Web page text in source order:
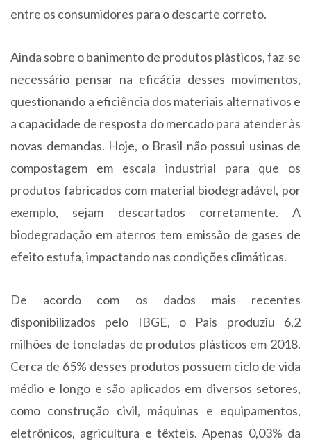
entre os consumidores para o descarte correto.
Ainda sobre o banimento de produtos plásticos, faz-se
necessário pensar na eficácia desses movimentos,
questionando a eficiência dos materiais alternativos e
a capacidade de resposta do mercado para atender às
novas demandas. Hoje, o Brasil não possui usinas de
compostagem em escala industrial para que os
produtos fabricados com material biodegradável, por
exemplo, sejam descartados corretamente. A
biodegradação em aterros tem emissão de gases de
efeito estufa, impactando nas condições climáticas.
De acordo com os dados mais recentes
disponibilizados pelo IBGE, o País produziu 6,2
milhões de toneladas de produtos plásticos em 2018.
Cerca de 65% desses produtos possuem ciclo de vida
médio e longo e são aplicados em diversos setores,
como construção civil, máquinas e equipamentos,
eletrônicos, agricultura e têxteis. Apenas 0,03% da